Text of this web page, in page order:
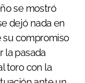
se mostró
dejó nada en
su compromiso
la pasada
toro con la